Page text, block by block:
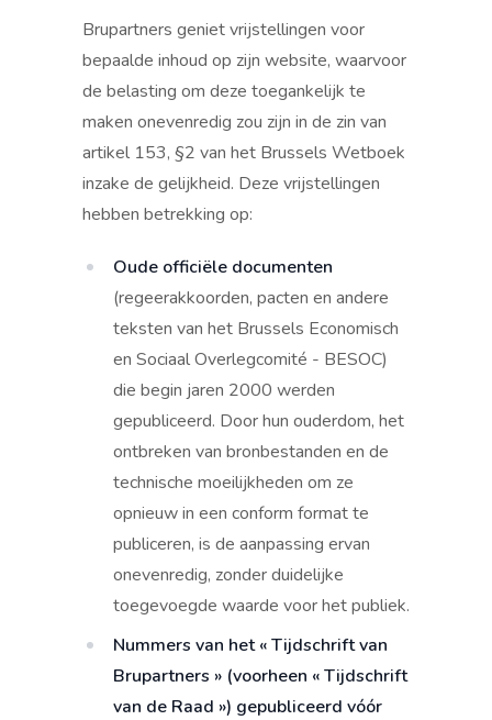
Brupartners geniet vrijstellingen voor
bepaalde inhoud op zijn website, waarvoor
de belasting om deze toegankelijk te
maken onevenredig zou zijn in de zin van
artikel 153, §2 van het Brussels Wetboek
inzake de gelijkheid. Deze vrijstellingen
hebben betrekking op:
Oude officiële documenten
(regeerakkoorden, pacten en andere
teksten van het Brussels Economisch
en Sociaal Overlegcomité - BESOC)
die begin jaren 2000 werden
gepubliceerd. Door hun ouderdom, het
ontbreken van bronbestanden en de
technische moeilijkheden om ze
opnieuw in een conform format te
publiceren, is de aanpassing ervan
onevenredig, zonder duidelijke
toegevoegde waarde voor het publiek.
Nummers van het « Tijdschrift van
Brupartners » (voorheen « Tijdschrift
van de Raad ») gepubliceerd vóór